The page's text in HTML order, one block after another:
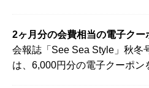
2ヶ月分の会費相当の電子クー
会報誌「See Sea Style」秋冬
は、6,000円分の電子クーポン